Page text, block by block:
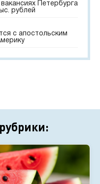
Петербурга
рублей
с апостольским